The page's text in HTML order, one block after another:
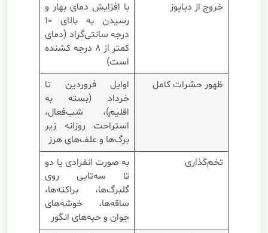
خروج از دیاپوز
با افزایش دمای بهار و
رسیدن به بالای ۱۰
درجه سانتی‌گراد (دمای
کمتر از ۸ درجه کشنده
است)
ظهور حشرات کامل
اوایل فروردین تا
خرداد (بسته به
اقلیم)، شب‌فعال،
استراحت روزانه زیر
برگ‌ها و علف‌های هرز
تخم‌گذاری
به صورت انفرادی یا دو
تا سه‌تایی روی
گلبرگ‌ها، براکته‌ها،
ساقه‌ها، خوشه‌های
جوان و حبه‌های انگور